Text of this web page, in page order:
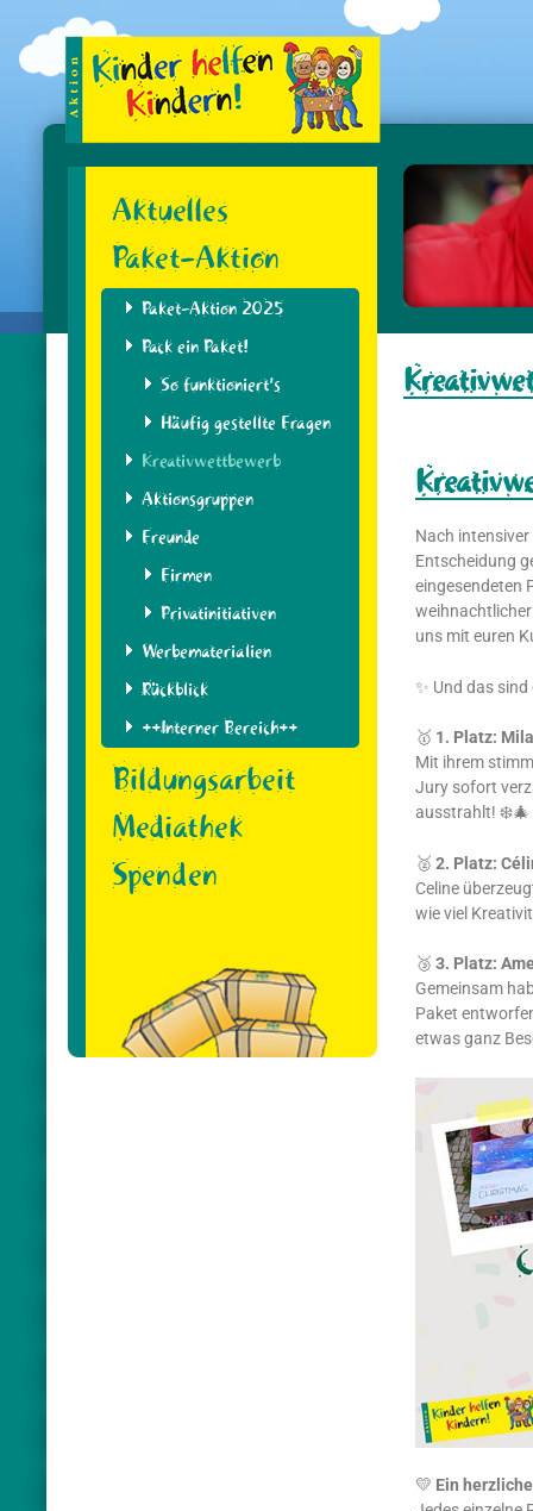
Aktuelles
Paket-Aktion
Paket-Aktion 2025
Pack ein Paket!
So funktioniert’s
Häufig gestellte Fragen
Kreativwettbewerb
Aktionsgruppen
Freunde
Firmen
Privatinitiativen
Werbematerialien
Rückblick
++Interner Bereich++
Bildungsarbeit
Mediathek
Spenden
Nach
Entscheidung
eingesendeten
uns mit euren
✨ Und das
🥇 1. Platz:
Mit ihrem
Jury sofort
ausstrahlt! ❄️🎄
🥈 2. Platz:
Celine
wie viel
🥉 3. Platz:
Gemeinsam
Paket
etwas ganz
💛 Ein